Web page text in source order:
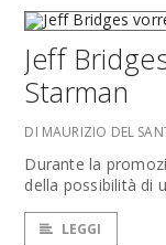
Jeff
Starman
DI MAURIZIO DEL
Durante la
della possibilità di
LEGGI